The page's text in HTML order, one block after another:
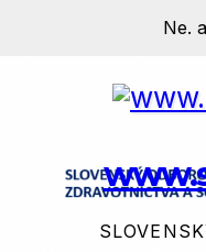
Ne.